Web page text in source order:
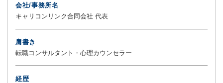
会社/事務所名
キャリコンリンク合同会社 代表
肩書き
転職コンサルタント・心理カウンセラー
経歴